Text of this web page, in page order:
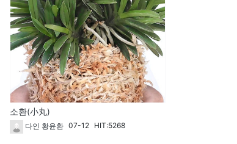
소환(小丸)
다인 황윤환 07-12 HIT:5268